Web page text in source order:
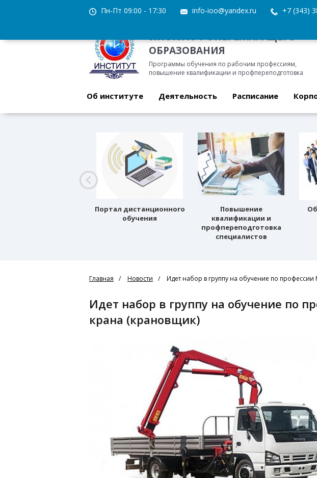
Пн-Пт 09:00 - 17:30 info-ioo@yandex.ru +7 (343)
ИНСТИТУТ ОПЕРЕЖАЮЩЕГО
ОБРАЗОВАНИЯ
Программы обучения по рабочим профессиям,
повышение квалификации и профпереподготовка
Об институте Деятельность Расписание
Портал дистанционного
обучения
Повышение
квалификации и
профпереподготовка
специалистов
Главная Новости Идет набор в группу на обучение по
Идет набор в группу на обучение по профессии Машинист
крана (крановщик)